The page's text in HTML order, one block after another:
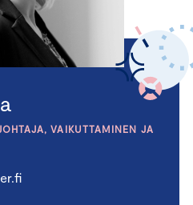
VAIKUTTAMINEN JA